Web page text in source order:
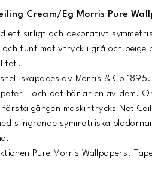
Cream/Eg Morris Pure
ett sirligt och dekorativt
tunt motivtryck i grå och beige
skapades av Morris & Co
- och det här är en av dem.
gången maskintrycks Net
slingrande symmetriska
Pure Morris Wallpapers.